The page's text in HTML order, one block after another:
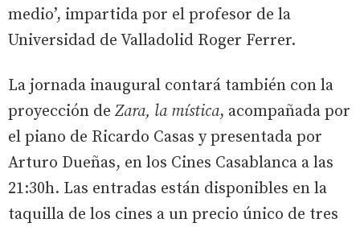
medio’, impartida por el profesor de la
Universidad de Valladolid Roger Ferrer.
La jornada inaugural contará también con la
proyección de Zara, la mística, acompañada por
el piano de Ricardo Casas y presentada por
Arturo Dueñas, en los Cines Casablanca a las
21:30h. Las entradas están disponibles en la
taquilla de los cines a un precio único de tres